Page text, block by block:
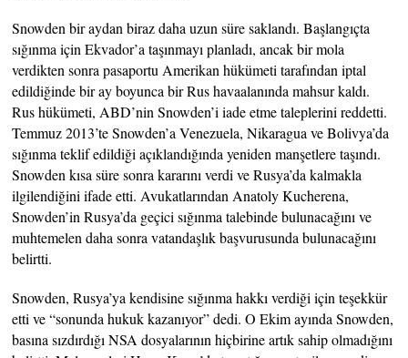
Snowden bir aydan biraz daha uzun süre saklandı. Başlangıçta
sığınma için Ekvador’a taşınmayı planladı, ancak bir mola
verdikten sonra pasaportu Amerikan hükümeti tarafından iptal
edildiğinde bir ay boyunca bir Rus havaalanında mahsur kaldı.
Rus hükümeti, ABD’nin Snowden’i iade etme taleplerini reddetti.
Temmuz 2013’te Snowden’a Venezuela, Nikaragua ve Bolivya’da
sığınma teklif edildiği açıklandığında yeniden manşetlere taşındı.
Snowden kısa süre sonra kararını verdi ve Rusya’da kalmakla
ilgilendiğini ifade etti. Avukatlarından Anatoly Kucherena,
Snowden’in Rusya’da geçici sığınma talebinde bulunacağını ve
muhtemelen daha sonra vatandaşlık başvurusunda bulunacağını
belirtti.
Snowden, Rusya’ya kendisine sığınma hakkı verdiği için teşekkür
etti ve “sonunda hukuk kazanıyor” dedi. O Ekim ayında Snowden,
basına sızdırdığı NSA dosyalarının hiçbirine artık sahip olmadığını